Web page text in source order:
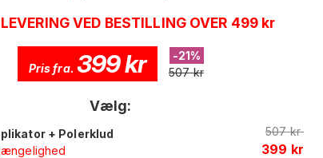
VED BESTILLING OVER 499 kr
Pris fra.399kr -21%
507 kr
Vælg:
+ Polerklud
507 kr
399 kr